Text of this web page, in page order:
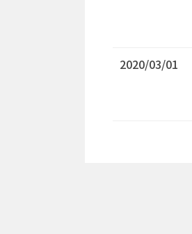
2020/03/01